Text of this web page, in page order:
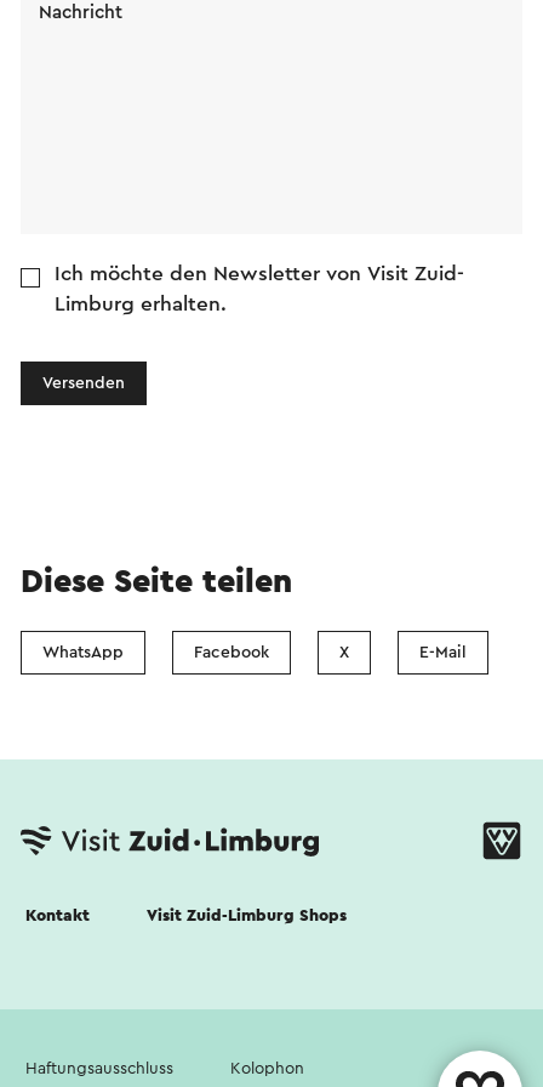
Nachricht
Ich möchte den Newsletter von Visit Zuid-
Limburg erhalten.
Versenden
Diese Seite teilen
WhatsApp Facebook X E-Mail
Kontakt Visit Zuid-Limburg Shops
Haftungsausschluss Kolophon